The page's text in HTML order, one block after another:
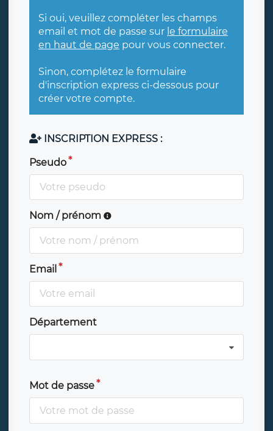
Si oui, veuillez compléter les champs
email et mot de passe sur le formulaire
en haut de page pour vous connecter.
Sinon, complétez le formulaire
d'inscription express ci-dessous pour
créer votre compte.
INSCRIPTION EXPRESS :
Pseudo
Nom / prénom
Email
Département
Mot de passe